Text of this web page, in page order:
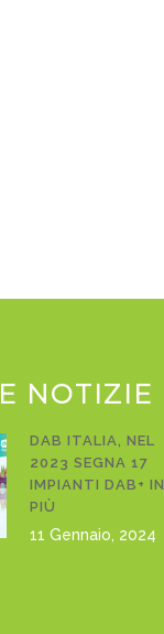
NOTIZIE
DAB ITALIA, NEL
2023 SEGNA 17
IMPIANTI DAB+ IN
PIÙ
11 Gennaio, 2024